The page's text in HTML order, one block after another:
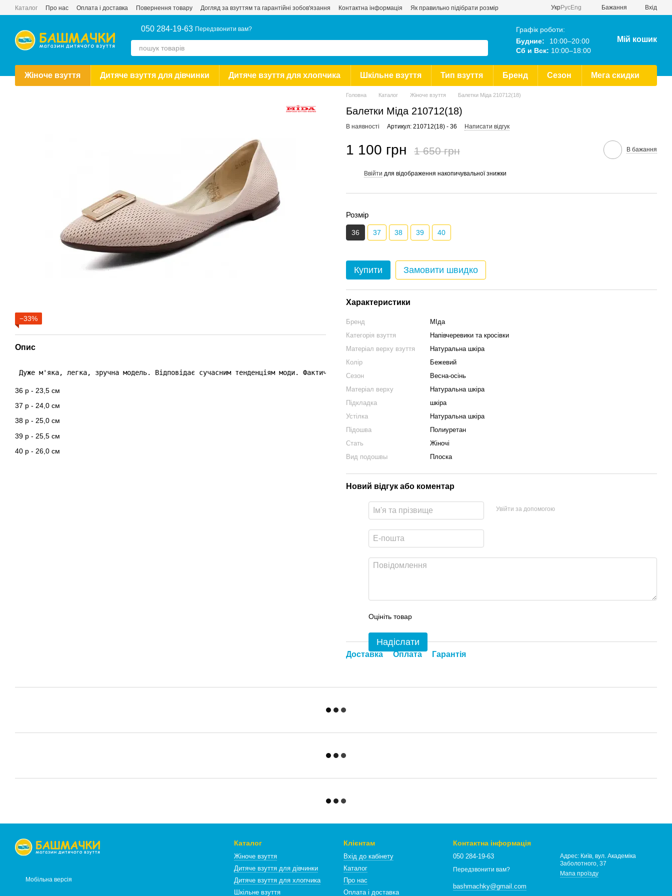
Перейти до основного контенту
Каталог Про нас Оплата і доставка Повернення товару Догляд за взуттям та гарантійні зобов'язання Контактна інформація
Як правильно підібрати розмір
УкрРусEng Бажання Вхід
050 284-19-63 Передзвонити вам?
Графік роботи:
Будние:
10:00–20:00
Сб и Вск: 10:00–18:00
Мій кошик
Жіноче взуття Дитяче взуття для дівчинки Дитяче взуття для хлопчика Шкільне взуття Тип взуття Бренд Сезон Мега скидки
−33%
Опис
Дуже м'яка, легка, зручна модель. Відповідає сучасним тенденціям моди. Фактичний замір устілки:
36 р - 23,5 см
37 р - 24,0 см
38 р - 25,0 см
39 р - 25,5 см
40 р - 26,0 см
Головна Каталог Жіноче взуття Балетки Міда 210712(18)
Балетки Міда 210712(18)
В наявності Артикул: 210712(18) - 36 Написати відгук
1 100 грн 1 650 грн В бажання
Ввійти для відображення накопичувальної знижки
Розмір
36 37 38 39 40
Купити Замовити швидко
Характеристики
Бренд
МІда
Категорія взуття
Напівчеревики та кросівки
Матеріал верху взуття
Натуральна шкіра
Колір
Бежевий
Сезон
Весна-осінь
Матеріал верху
Натуральна шкіра
Підкладка
шкіра
Устілка
Натуральна шкіра
Підошва
Полиуретан
Стать
Жіночі
Вид подошвы
Плоска
Новий відгук або коментар
Увійти за допомогою
Оцініть товар
Надіслати
Доставка Оплата Гарантія
Мобільна версія
Каталог
Жіноче взуття
Дитяче взуття для дівчинки
Дитяче взуття для хлопчика
Шкільне взуття
Клієнтам
Вхід до кабінету
Каталог
Про нас
Оплата і доставка
Контактна інформація
050 284-19-63
Передзвонити вам?
bashmachky@gmail.com
Адрес: Київ, вул. Академіка
Заболотного, 37
Мапа проїзду